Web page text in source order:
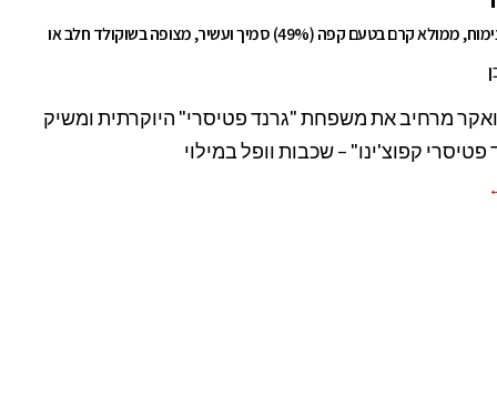
וופל פריך ונימוח, ממולא קרם בטעם קפה (49%) סמיך ועשיר, מצופה בשוקולד חלב או
מרחיב את משפחת "גרנד פטיסרי" היוקרתית ומשיק
קפוצ'ינו" – שכבות וופל במילוי